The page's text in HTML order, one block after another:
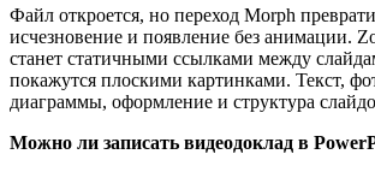
Файл откроется, но переход Morph
исчезновение и появление без анимации.
станет статичными ссылками между
покажутся плоскими картинками. Текст,
диаграммы, оформление и структура
Можно ли записать видеодоклад в